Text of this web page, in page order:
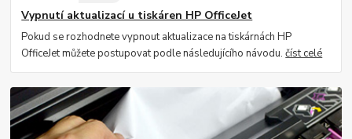
Vypnutí aktualizací u tiskáren HP OfficeJet
Pokud se rozhodnete vypnout aktualizace na tiskárnách HP
OfficeJet můžete postupovat podle následujícího návodu.číst celé